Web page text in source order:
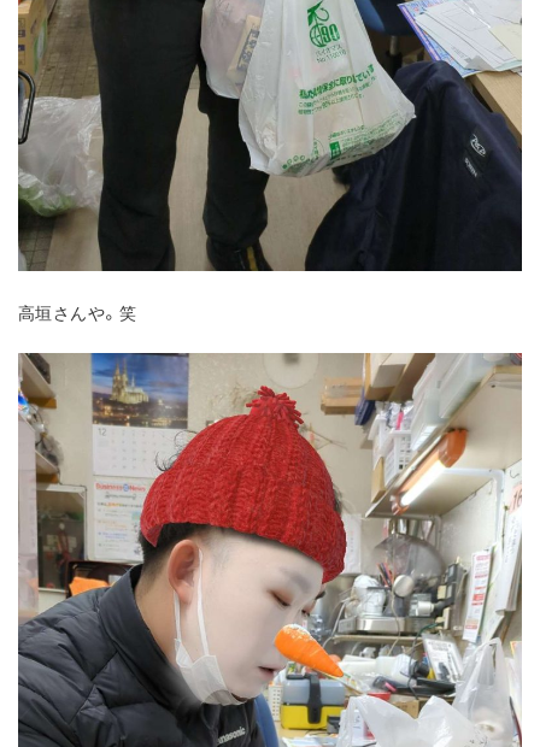
高垣さんや。笑